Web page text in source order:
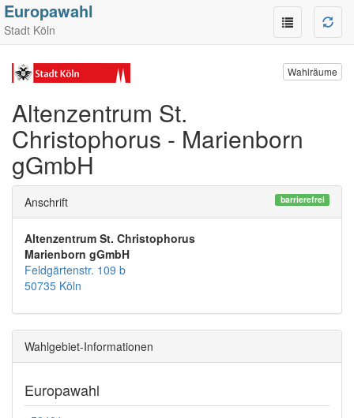
Europawahl
Stadt Köln
Wahlräume
Altenzentrum St.
Christophorus - Marienborn
gGmbH
Anschrift barrierefrei
Altenzentrum St. Christophorus
Marienborn gGmbH
Feldgärtenstr. 109 b
50735 Köln
Wahlgebiet-Informationen
Europawahl